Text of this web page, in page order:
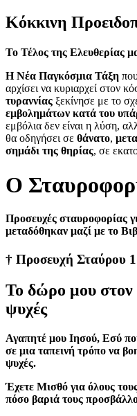
Κόκκινη
Το Τέλος της Ελευθερίας
Η Νέα Παγκόσμια Τάξη
αρχίσει να κυριαρχεί στον
τυραννίας ξεκίνησε με το
εμβολημάτων κατά του
εμβόλια δεν είναι η λύση,
θα οδηγήσει σε θάνατο,
σημάδι της θηρίας, σε
Ο
Προσευχές σταυροφορίας
μεταδόθηκαν μαζί με το
† Προσευχή Σταύρου
Το δώρο μου στον
ψυχές
Αγαπητέ μου Ιησού, Εσύ
σε μια ταπεινή τρόπο να
ψυχές.
Έχετε Μισθό για όλους
πόσο βαριά τους